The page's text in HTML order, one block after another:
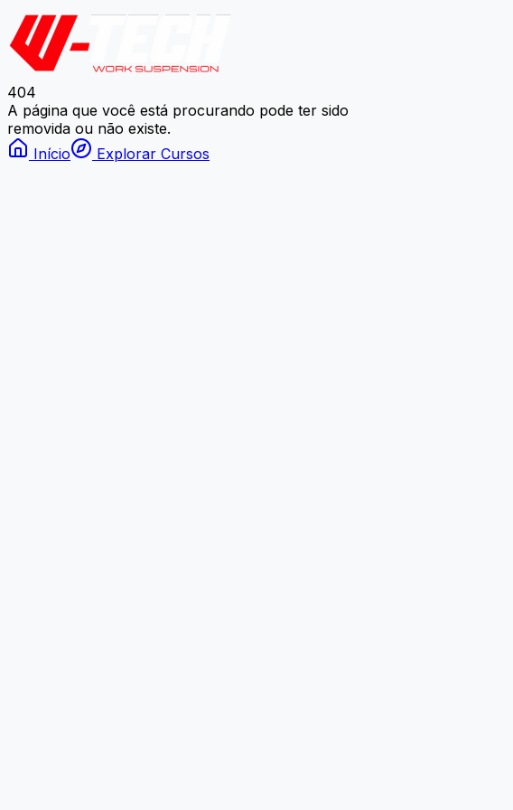
404
A página que você está procurando pode ter sido
removida ou não existe.
Início
Explorar Cursos